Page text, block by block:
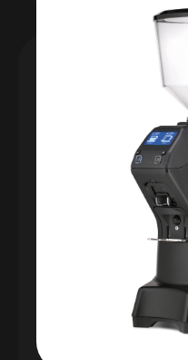
Násypka s krytem z
Průměr mlecích
Materiál tvrzená ocel
Nastavení hrubosti:
vyznačením hrubostí
Maximální produkce
Rozměry (mm): výška
Hmotnost: 11,5 Kg
Kapacita násypky 1,4 kg